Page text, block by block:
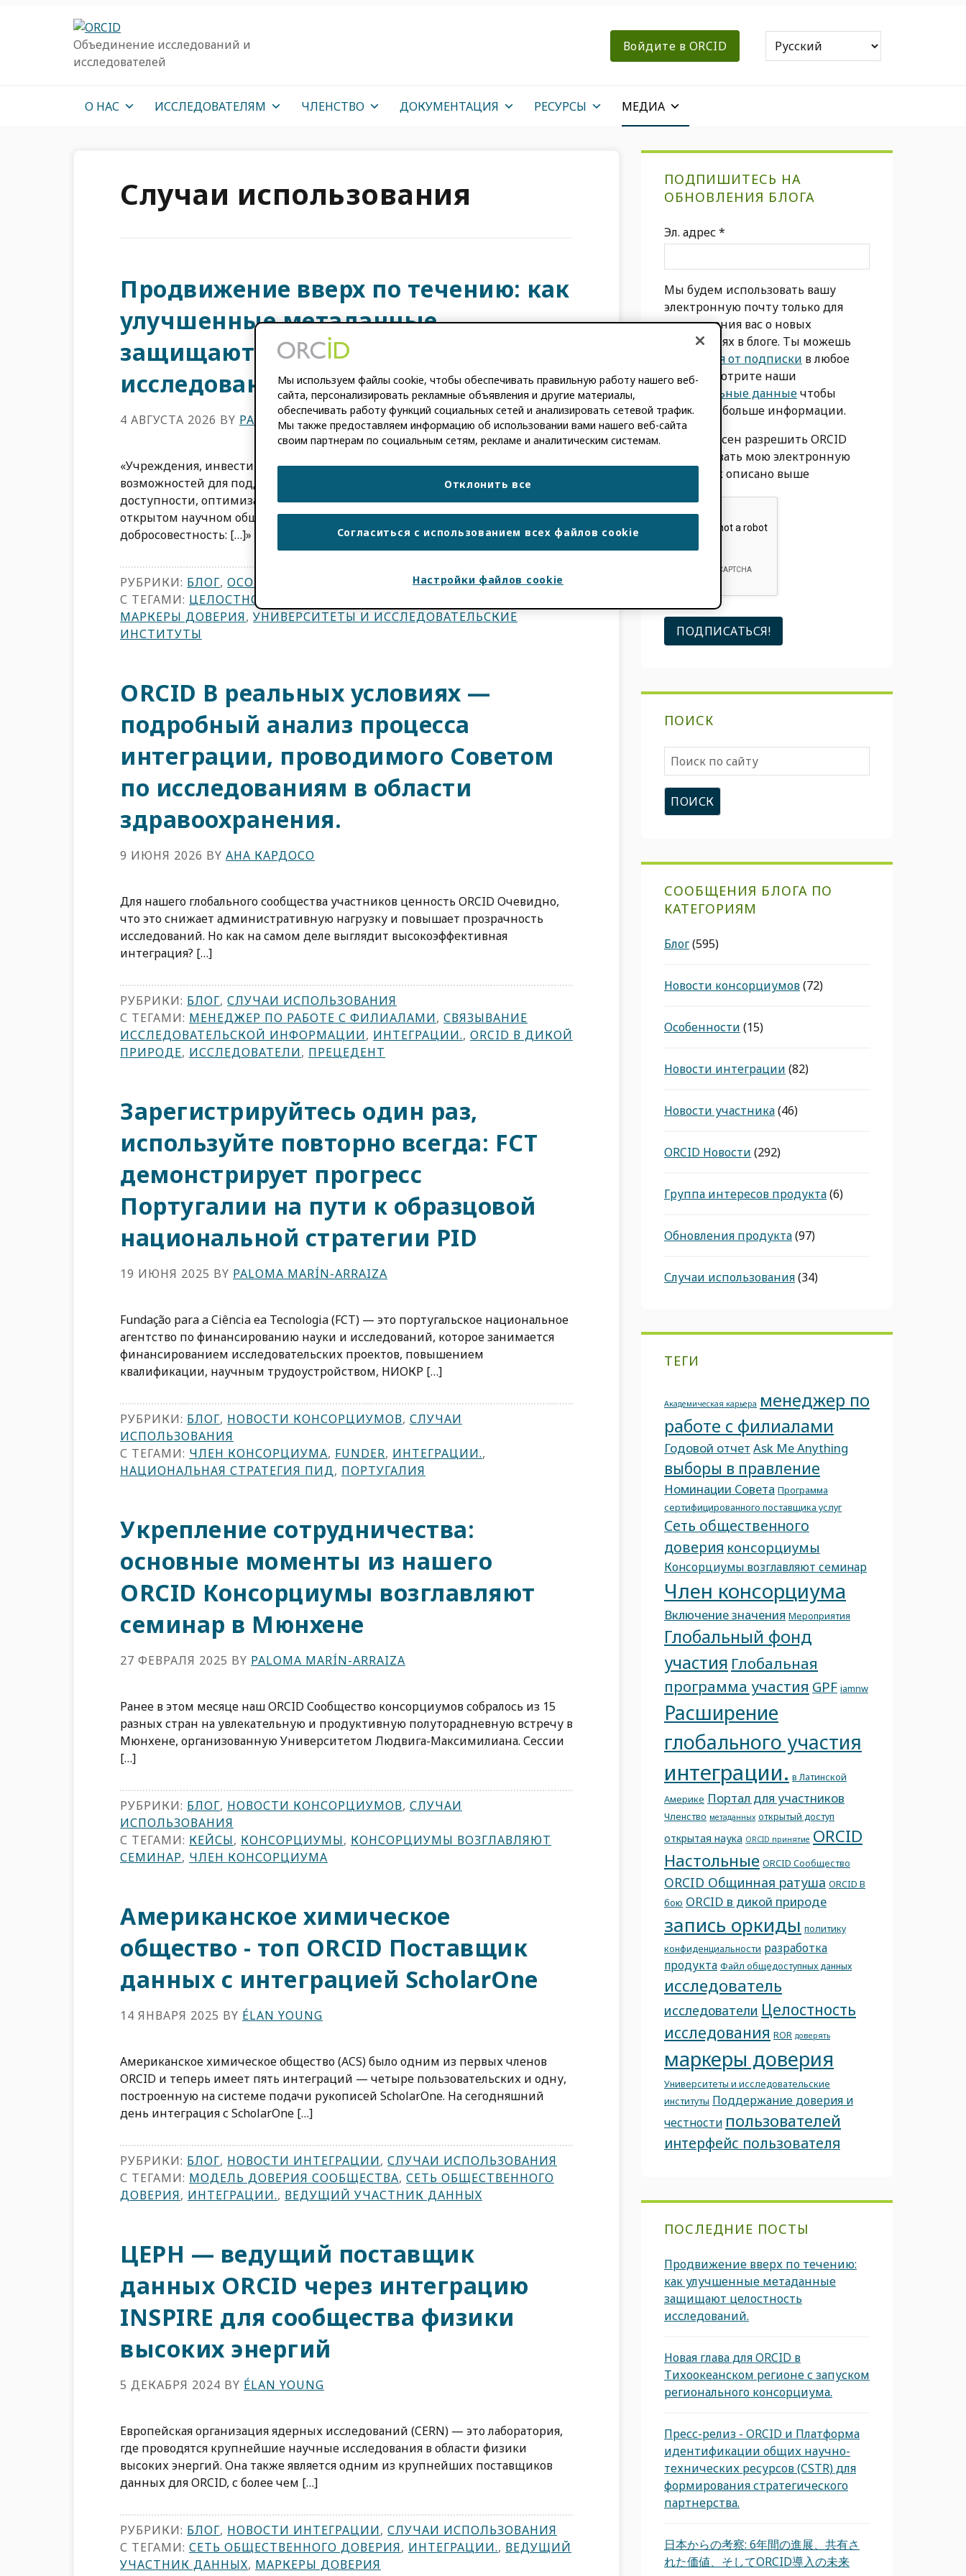
Объединение исследований и
исследователей
Войдите в ORCID
О НАС ИССЛЕДОВАТЕЛЯМ ЧЛЕНСТВО ДОКУМЕНТАЦИЯ РЕСУРСЫ МЕДИА
Случаи использования
Продвижение вверх по течению: как
улучшенные метаданные
защищают целостность
исследований.
4 АВГУСТА 2026 BY PALOMA MARÍN-ARRAIZA,SHIVENDRA NAIDOO
«Учреждения, инвестирующие в качество метаданных, имеют больше
возможностей для поддержки научной добросовестности, улучшения
доступности, оптимизации рабочих процессов и укрепления своей роли в
открытом научном общении». – Ивонн Кэмпфенс, «Научная
добросовестность: […]»
РУБРИКИ: БЛОГ, ОСОБЕННОСТИ
СЛУЧАИ ИСПОЛЬЗОВАНИЯ
С ТЕГАМИ: ЦЕЛОСТНОСТЬ ИССЛЕДОВАНИЯ
МАРКЕРЫ ДОВЕРИЯ, УНИВЕРСИТЕТЫ И ИССЛЕДОВАТЕЛЬСКИЕ
ИНСТИТУТЫ
ORCID В реальных условиях —
подробный анализ процесса
интеграции, проводимого Советом
по исследованиям в области
здравоохранения.
9 ИЮНЯ 2026 BY АНА КАРДОСО
Для нашего глобального сообщества участников ценность ORCID Очевидно,
что это снижает административную нагрузку и повышает прозрачность
исследований. Но как на самом деле выглядит высокоэффективная
интеграция? […]
РУБРИКИ: БЛОГ, СЛУЧАИ ИСПОЛЬЗОВАНИЯ
С ТЕГАМИ: МЕНЕДЖЕР ПО РАБОТЕ С ФИЛИАЛАМИ, СВЯЗЫВАНИЕ
ИССЛЕДОВАТЕЛЬСКОЙ ИНФОРМАЦИИ, ИНТЕГРАЦИИ., ORCID В ДИКОЙ
ПРИРОДЕ, ИССЛЕДОВАТЕЛИ, ПРЕЦЕДЕНТ
Зарегистрируйтесь один раз,
используйте повторно всегда: FCT
демонстрирует прогресс
Португалии на пути к образцовой
национальной стратегии PID
19 ИЮНЯ 2025 BY PALOMA MARÍN-ARRAIZA
Fundação para a Ciência ea Tecnologia (FCT) — это португальское национальное
агентство по финансированию науки и исследований, которое занимается
финансированием исследовательских проектов, повышением
квалификации, научным трудоустройством, НИОКР […]
РУБРИКИ: БЛОГ, НОВОСТИ КОНСОРЦИУМОВ, СЛУЧАИ
ИСПОЛЬЗОВАНИЯ
С ТЕГАМИ: ЧЛЕН КОНСОРЦИУМА, FUNDER, ИНТЕГРАЦИИ.,
НАЦИОНАЛЬНАЯ СТРАТЕГИЯ ПИД, ПОРТУГАЛИЯ
Укрепление сотрудничества:
основные моменты из нашего
ORCID Консорциумы возглавляют
семинар в Мюнхене
27 ФЕВРАЛЯ 2025 BY PALOMA MARÍN-ARRAIZA
Ранее в этом месяце наш ORCID Сообщество консорциумов собралось из 15
разных стран на увлекательную и продуктивную полуторадневную встречу в
Мюнхене, организованную Университетом Людвига-Максимилиана. Сессии
[…]
РУБРИКИ: БЛОГ, НОВОСТИ КОНСОРЦИУМОВ, СЛУЧАИ
ИСПОЛЬЗОВАНИЯ
С ТЕГАМИ: КЕЙСЫ, КОНСОРЦИУМЫ, КОНСОРЦИУМЫ ВОЗГЛАВЛЯЮТ
СЕМИНАР, ЧЛЕН КОНСОРЦИУМА
Американское химическое
общество - топ ORCID Поставщик
данных с интеграцией ScholarOne
14 ЯНВАРЯ 2025 BY ÉLAN YOUNG
Американское химическое общество (ACS) было одним из первых членов
ORCID и теперь имеет пять интеграций — четыре пользовательских и одну,
построенную на системе подачи рукописей ScholarOne. На сегодняшний
день интеграция с ScholarOne […]
РУБРИКИ: БЛОГ, НОВОСТИ ИНТЕГРАЦИИ, СЛУЧАИ ИСПОЛЬЗОВАНИЯ
С ТЕГАМИ: МОДЕЛЬ ДОВЕРИЯ СООБЩЕСТВА, СЕТЬ ОБЩЕСТВЕННОГО
ДОВЕРИЯ, ИНТЕГРАЦИИ., ВЕДУЩИЙ УЧАСТНИК ДАННЫХ
ЦЕРН — ведущий поставщик
данных ORCID через интеграцию
INSPIRE для сообщества физики
высоких энергий
5 ДЕКАБРЯ 2024 BY ÉLAN YOUNG
Европейская организация ядерных исследований (CERN) — это лаборатория,
где проводятся крупнейшие научные исследования в области физики
высоких энергий. Она также является одним из крупнейших поставщиков
данных для ORCID, с более чем […]
РУБРИКИ: БЛОГ, НОВОСТИ ИНТЕГРАЦИИ, СЛУЧАИ ИСПОЛЬЗОВАНИЯ
С ТЕГАМИ: СЕТЬ ОБЩЕСТВЕННОГО ДОВЕРИЯ, ИНТЕГРАЦИИ., ВЕДУЩИЙ
УЧАСТНИК ДАННЫХ, МАРКЕРЫ ДОВЕРИЯ
боковая
панель
ПОДПИШИТЕСЬ НА
ОБНОВЛЕНИЯ БЛОГА
Эл. адрес*
Мы будем использовать вашу
электронную почту только для
уведомления вас о новых
сообщениях в блоге. Ты можешь
отказаться от подписки в любое
время. Смотрите наши
Персональные данныечтобы
получить больше информации.
Я согласен разрешить ORCID
использовать мою электронную
почту, как описано выше
ПОИСК
Поиск
по
сайту
СООБЩЕНИЯ БЛОГА ПО
КАТЕГОРИЯМ
Блог(595)
Новости консорциумов(72)
Особенности (15)
Новости интеграции (82)
Новости участника(46)
ORCID Новости (292)
Группа интересов продукта(6)
Обновления продукта(97)
Случаи использования(34)
ТЕГИ
Академическая карьера менеджер по
работе с филиалами
Годовой отчет Ask Me Anything
выборы в правление
Номинации Совета Программа
сертифицированного поставщика услуг
Сеть общественного
доверия консорциумы
Консорциумы возглавляют семинар
Член консорциума
Включение значения Мероприятия
Глобальный фонд
участия Глобальная
программа участия GPF iamnw
Расширение
глобального участия
интеграции. в Латинской
Америке Портал для участников
Членство метаданных открытый доступ
открытая наука ORCID принятие ORCID
Настольные ORCID Сообщество
ORCID Общинная ратуша ORCID В
бою ORCID в дикой природе
запись оркиды политику
конфиденциальности разработка
продукта Файл общедоступных данных
исследователь
исследователи Целостность
исследования ROR доверять
маркеры доверия
Университеты и исследовательские
институты Поддержание доверия и
честности пользователей
интерфейс пользователя
ПОСЛЕДНИЕ ПОСТЫ
Продвижение вверх по течению:
как улучшенные метаданные
защищают целостность
исследований.
Новая глава для ORCID в
Тихоокеанском регионе с запуском
регионального консорциума.
Пресс-релиз - ORCID и Платформа
идентификации общих научно-
технических ресурсов (CSTR) для
формирования стратегического
партнерства.
日本からの考察: 6年間の進展、共有さ
れた価値、そしてORCID導入の未来
Мы используем файлы cookie, чтобы обеспечивать правильную работу нашего веб-
сайта, персонализировать рекламные объявления и другие материалы,
обеспечивать работу функций социальных сетей и анализировать сетевой трафик.
Мы также предоставляем информацию об использовании вами нашего веб-сайта
своим партнерам по социальным сетям, рекламе и аналитическим системам.
Отклонить все
Согласиться с использованием всех файлов cookie
Настройки файлов cookie